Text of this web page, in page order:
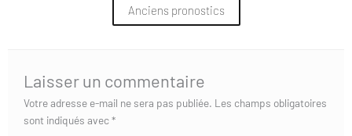
Anciens pronostics
Laisser un commentaire
Votre adresse e-mail ne sera pas publiée. Les champs obligatoires
sont indiqués avec*